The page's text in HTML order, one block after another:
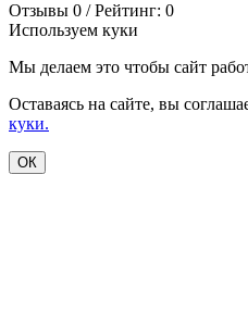
Отзывы 0 / Рейтинг: 0
Используем куки
Мы делаем это чтобы сайт
Оставаясь на сайте, вы
куки.
ОК